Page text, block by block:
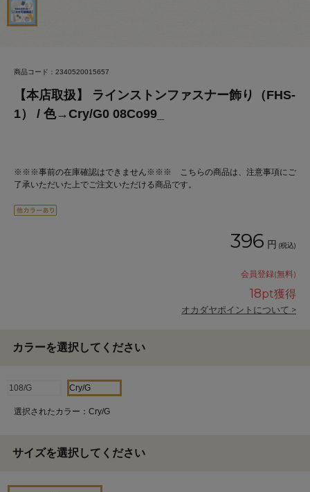
商品コード：2340520015657
【本店取扱】 ラインストンファスナー飾り（FHS-
1） / 色→Cry/G0 08Co99_
※※※事前の在庫確認はできません※※※ こちらの商品は、注意事項にご
了承いただいた上でご注文いただける商品です。
396 円 (税込)
会員登録(無料)
18pt獲得
オカダヤポイントについて >
カラーを選択してください
108/G Cry/G
選択されたカラー：Cry/G
サイズを選択してください